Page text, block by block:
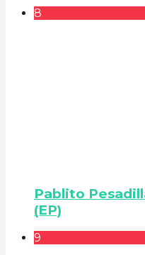
8
Pablito
(EP)
9